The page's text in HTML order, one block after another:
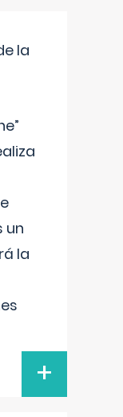
la
un
la
+